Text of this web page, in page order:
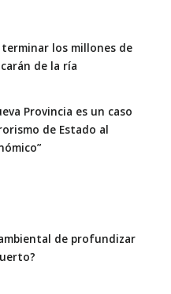
los millones de
de la ría
Provincia es un caso
de Estado al
de profundizar